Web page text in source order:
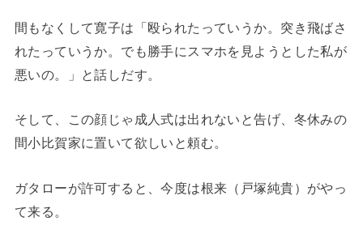
間もなくして寛子は「殴られたっていうか。突き飛ばさ
れたっていうか。でも勝手にスマホを見ようとした私が
悪いの。」と話しだす。
そして、この顔じゃ成人式は出れないと告げ、冬休みの
間小比賀家に置いて欲しいと頼む。
ガタローが許可すると、今度は根来（戸塚純貴）がやっ
て来る。